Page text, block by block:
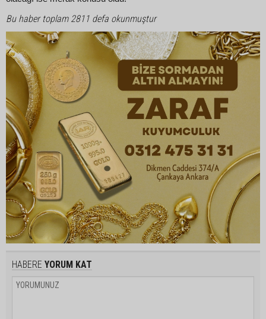
Bu haber toplam 2811 defa okunmuştur
HABERE YORUM KAT